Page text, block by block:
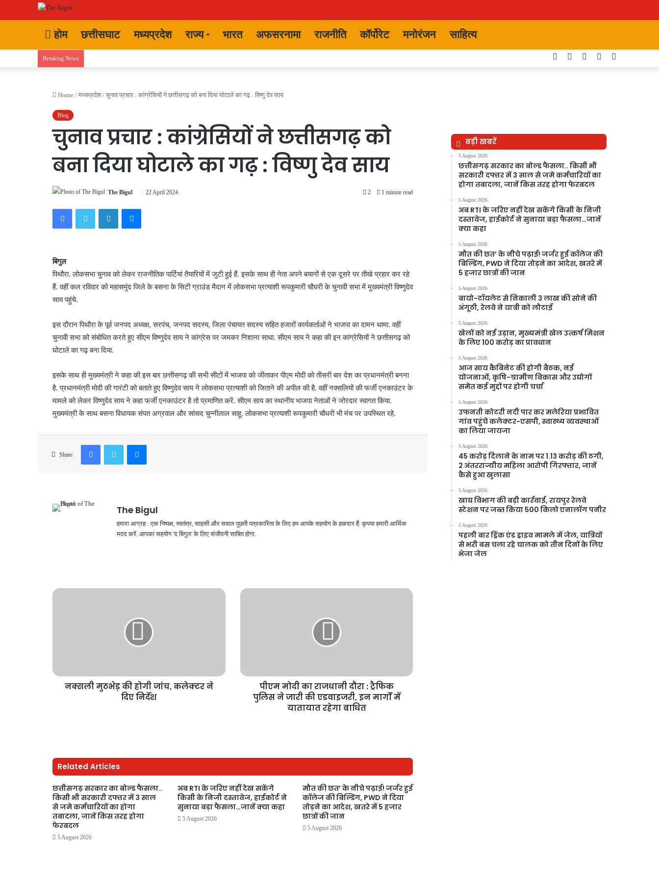
होम छत्तीसघाट मध्यप्रदेश राज्य भारत अफसरनामा राजनीति कॉर्पोरेट मनोरंजन साहित्य
Breaking News
skin
Instagram
YouTube
Twitter
Facebook
Home / मध्यप्रदेश / चुनाव प्रचार : कांग्रेसियों ने छत्तीसगढ़ को बना दिया घोटाले का गढ़ : विष्णु देव साय
Blog
चुनाव प्रचार : कांग्रेसियों ने छत्तीसगढ़ को
बना दिया घोटाले का गढ़ : विष्णु देव साय
The Bigul 22 April 2024 2 1 minute read
FacebookTwitter LinkedInMessenger
बिगुल
पिथौरा. लोकसभा चुनाव को लेकर राजनीतिक पार्टियां तैयारियों में जुटी हुई हैं. इसके साथ ही नेता अपने बयानों से एक दूसरे पर तीखे प्रहार कर रहे
हैं. वहीं कल रविवार को महासमुंद जिले के बसना के सिटी ग्राउंड मैदान में लोकसभा प्रत्याशी रूपकुमारी चौधरी के चुनावी सभा में मुख्यमंत्री विष्णुदेव
साय पहुंचे.
इस दौरान पिथौरा के पूर्व जनपद अध्यक्ष, सरपंच, जनपद सदस्य, जिला पंचायत सदस्य सहित हजारों कार्यकर्ताओं ने भाजपा का दामन थामा. वहीं
चुनावी सभा को संबोधित करते हुए सीएम विष्णुदेव साय ने कांग्रेस पर जमकर निशाना साधा. सीएम साय ने कहा की इन कांग्रेसियों ने छत्तीसगढ़ को
घोटाले का गढ़ बना दिया.
इसके साथ ही मुख्यमंत्री ने कहा की इस बार छत्तीसगढ़ की सभी सीटों में भाजपा को जीताकर पीएम मोदी को तीसरी बार देश का प्रधानमंत्री बनना
है. प्रधानमंत्री मोदी की गारंटी को बताते हुए विष्णुदेव साय ने लोकसभा प्रत्याशी को जिताने की अपील की है. वहीं नक्सलियों की फर्जी एनकाउंटर के
मामले को लेकर विष्णुदेव साय ने कहा फर्जी एनकाउंटर है तो प्रमाणित करें. सीएम साय का स्थानीय भाजपा नेताओं ने जोरदार स्वागत किया.
मुख्यमंत्री के साथ बसना विधायक संपत अग्रवाल और सांसद चुन्नीलाल साहू, लोकसभा प्रत्याशी रूपकुमारी चौधरी भी मंच पर उपस्थित रहे.
Share
FacebookTwitter Messenger
The Bigul
हमारा आग्रह : एक निष्पक्ष, स्वतंत्र, साहसी और सवाल पूछती पत्रकारिता के लिए हम आपके सहयोग के हकदार हैं. कृपया हमारी आर्थिक
मदद करें. आपका सहयोग 'द बिगुल' के लिए संजीवनी साबित होगा.
नक्सली मुठभेड़ की होगी जांच, कलेक्टर ने
दिए निर्देश
पीएम मोदी का राजधानी दौरा : ट्रैफिक
पुलिस ने जारी की एडवाइजरी, इन मार्गों में
यातायात रहेगा बाधित
Related Articles
छत्तीसगढ़ सरकार का बोल्ड फैसला..
किसी भी सरकारी दफ्तर में 3 साल
से जमे कर्मचारियों का होगा
तबादला, जानें किस तरह होगा
फेरबदल
5 August 2026
अब RTI के जरिए नहीं देख सकेंगे
किसी के निजी दस्तावेज, हाईकोर्ट ने
सुनाया बड़ा फैसला…जानें क्या कहा
5 August 2026
मौत की छत’ के नीचे पढ़ाई! जर्जर हुई
कॉलेज की बिल्डिंग, PWD ने दिया
तोड़ने का आदेश, खतरे में 5 हजार
छात्रों की जान
5 August 2026
बड़ी खबरें
5 August 2026
छत्तीसगढ़ सरकार का बोल्ड फैसला.. किसी भी
सरकारी दफ्तर में 3 साल से जमे कर्मचारियों का
होगा तबादला, जानें किस तरह होगा फेरबदल
5 August 2026
अब RTI के जरिए नहीं देख सकेंगे किसी के निजी
दस्तावेज, हाईकोर्ट ने सुनाया बड़ा फैसला…जानें
क्या कहा
5 August 2026
मौत की छत’ के नीचे पढ़ाई! जर्जर हुई कॉलेज की
बिल्डिंग, PWD ने दिया तोड़ने का आदेश, खतरे में
5 हजार छात्रों की जान
5 August 2026
बायो-टॉयलेट से निकाली 3 लाख की सोने की
अंगूठी, रेलवे ने यात्री को लौटाई
5 August 2026
खेलों को नई उड़ान, मुख्यमंत्री खेल उत्कर्ष मिशन
के लिए 100 करोड़ का प्रावधान
5 August 2026
आज साय कैबिनेट की होगी बैठक, नई
योजनाओं, कृषि-ग्रामीण विकास और उद्योगों
समेत कई मुद्दों पर होगी चर्चा
5 August 2026
उफनती कोटरी नदी पार कर मलेरिया प्रभावित
गांव पहुंचे कलेक्टर-एसपी, स्वास्थ्य व्यवस्थाओं
का लिया जायजा
5 August 2026
45 करोड़ दिलाने के नाम पर 1.13 करोड़ की ठगी,
2 अंतरराज्यीय महिला आरोपी गिरफ्तार, जानें
कैसे हुआ खुलासा
5 August 2026
खाद्य विभाग की बड़ी कार्रवाई, रायपुर रेलवे
स्टेशन पर जब्त किया 500 किलो एनालॉग पनीर
5 August 2026
पहली बार ड्रिंक एंड ड्राइव मामले में जेल, यात्रियों
से भरी बस चला रहे चालक को तीन दिनों के लिए
भेजा जेल